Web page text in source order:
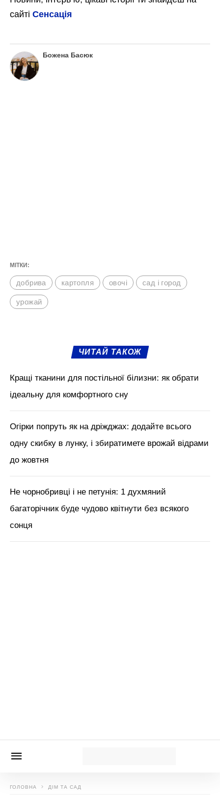
сайті Сенсація
Божена Басюк
МІТКИ:
добрива картопля овочі сад і город
урожай
ЧИТАЙ ТАКОЖ
Кращі тканини для постільної білизни: як обрати
ідеальну для комфортного сну
Огірки попруть як на дріжджах: додайте всього
одну скибку в лунку, і збиратимете врожай відрами
до жовтня
Не чорнобривці і не петунія: 1 духмяний
багаторічник буде чудово квітнути без всякого
сонця